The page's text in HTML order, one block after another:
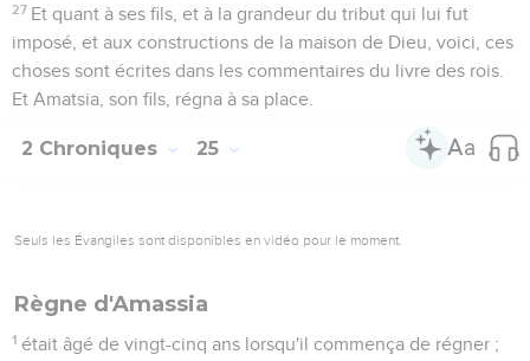
27 Et quant à ses fils, et à la grandeur du tribut qui lui fut
imposé, et aux constructions de la maison de Dieu, voici, ces
choses sont écrites dans les commentaires du livre des rois.
Et Amatsia, son fils, régna à sa place.
2 Chroniques 25
Seuls les Évangiles sont disponibles en vidéo pour le moment.
Règne d'Amassia
1 était âgé de vingt-cinq ans lorsqu'il commença de régner ;